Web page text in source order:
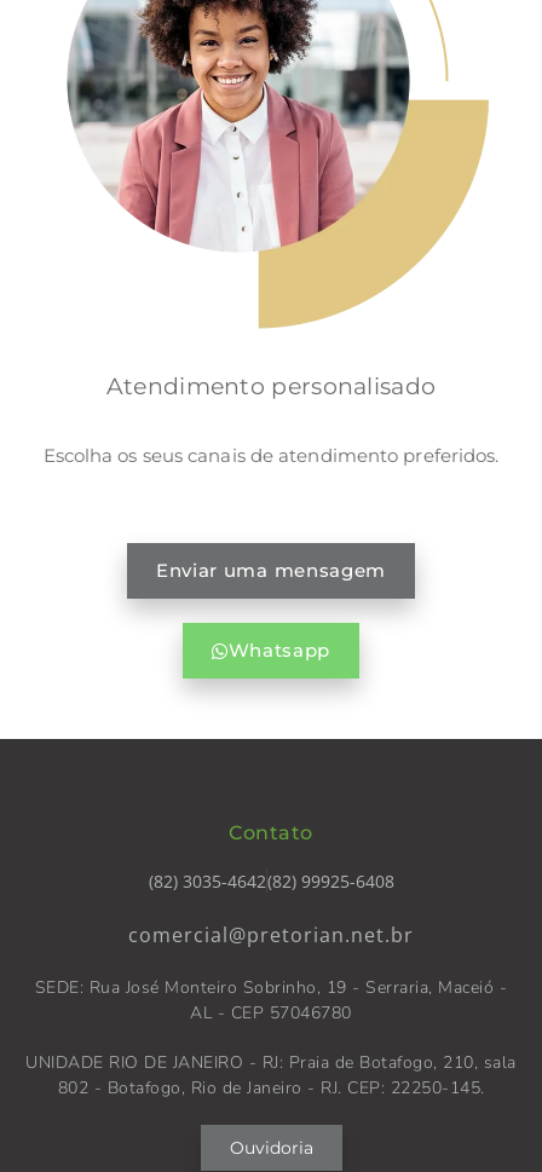
Atendimento personalisado
Escolha os seus canais de atendimento preferidos.
Enviar uma mensagem
Whatsapp
Contato
(82) 3035-4642(82) 99925-6408
comercial@pretorian.net.br
SEDE: Rua José Monteiro Sobrinho, 19 - Serraria, Maceió -
AL - CEP 57046780
UNIDADE RIO DE JANEIRO - RJ: Praia de Botafogo, 210, sala
802 - Botafogo, Rio de Janeiro - RJ. CEP: 22250-145.
Ouvidoria